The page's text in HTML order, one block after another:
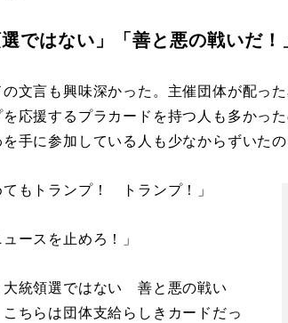
選ではない」「善と悪の戦いだ！
文言も興味深かった。主催団体が配っ
応援するプラカードを持つ人も多かっ
手に参加している人も少なからずいたの
てもトランプ！ トランプ！」
ュースを止めろ！」
大統領選ではない 善と悪の戦い
ちらは団体支給らしきカードだっ